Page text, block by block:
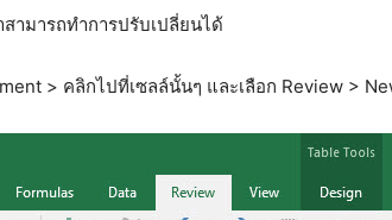
สามารถทำการปรับเปลี่ยนได้
> คลิกไปที่เซลล์นั้นๆ และเลือก Review >